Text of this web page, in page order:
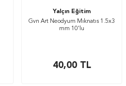
Yalçın Eğitim
Gvn Art Neodyum Mıknatıs 1.5x3
mm 10'lu
40,00TL